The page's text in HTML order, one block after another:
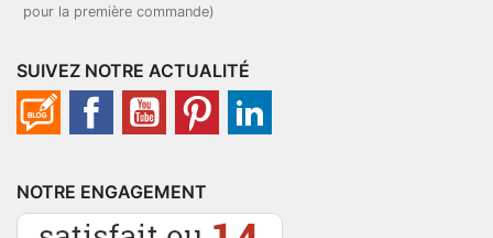
pour la première commande)
SUIVEZ NOTRE ACTUALITÉ
NOTRE ENGAGEMENT